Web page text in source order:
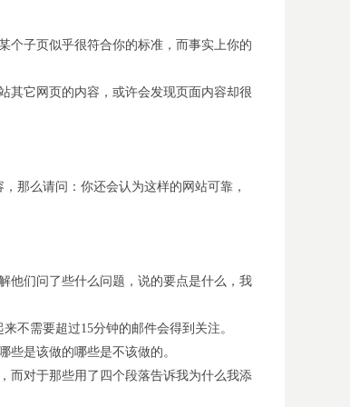
个子页似乎很符合你的标准，而事实上你的
其它网页的内容，或许会发现页面内容却很
那么请问：你还会认为这样的网站可靠，
他们问了些什么问题，说的要点是什么，我
不需要超过15分钟的邮件会得到关注。
是该做的哪些是不该做的。
而对于那些用了四个段落告诉我为什么我添